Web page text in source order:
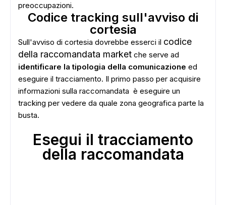
preoccupazioni.
Codice tracking sull'avviso di
cortesia
Sull'avviso di cortesia dovrebbe esserci il codice
della raccomandata market che serve ad
identificare la tipologia della comunicazione ed
eseguire il tracciamento. Il primo passo per acquisire
informazioni sulla raccomandata è eseguire un
tracking per vedere da quale zona geografica parte la
busta.
Esegui il tracciamento
della raccomandata